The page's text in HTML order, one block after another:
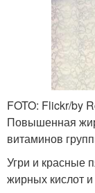
FOTO: Flickr/by
Повышенная
витаминов
Угри и красные
жирных кислот